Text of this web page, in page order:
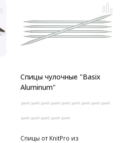
Спицы чулочные "Basix
Aluminum"
Cпицы от KnitPro из